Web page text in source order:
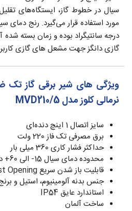
سیال‌ در خطوط گاز، ایستگاه‌های
گازی دانگز جهت مشعل های گازی
نرمالی کلوز مدل MVD210/5
سایز اتصال 1 اینچ دنده‌ای
برق مصرفی تک فاز 220 ولت
حداکثر فشار کاری 360 میلی بار
محدوده دمای سیال 15- الی 60+ درجه سانتیگراد
قابلیت باز شدن سریع Fast Opening
جنس بدنه آلومینیوم، استیل و
استاندارد عایق IP54
ساخت آلمان